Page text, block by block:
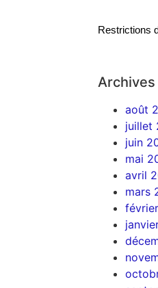
Restrictions
Archives
août
juillet
juin
mai
avril
mars